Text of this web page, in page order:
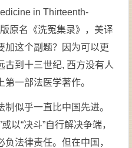
in Thirteenth-
原名《洗冤集录》，美译
加这个副题？因为可以更
古到十三世纪, 西方没有人
一部法医学著作。
似乎一直比中国先进。
以“决斗”自行解决争端，
法律责任。但在中国，